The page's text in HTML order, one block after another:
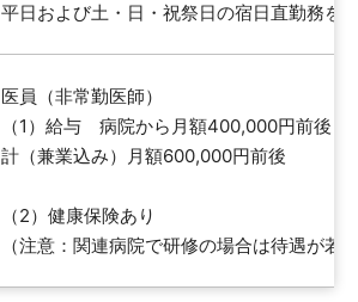
平日および土・日・祝祭日の宿日直勤務を
医員（非常勤医師）
（1）給与 病院から月額400,000円前後
計（兼業込み）月額600,000円前後
（2）健康保険あり
（注意：関連病院で研修の場合は待遇が若